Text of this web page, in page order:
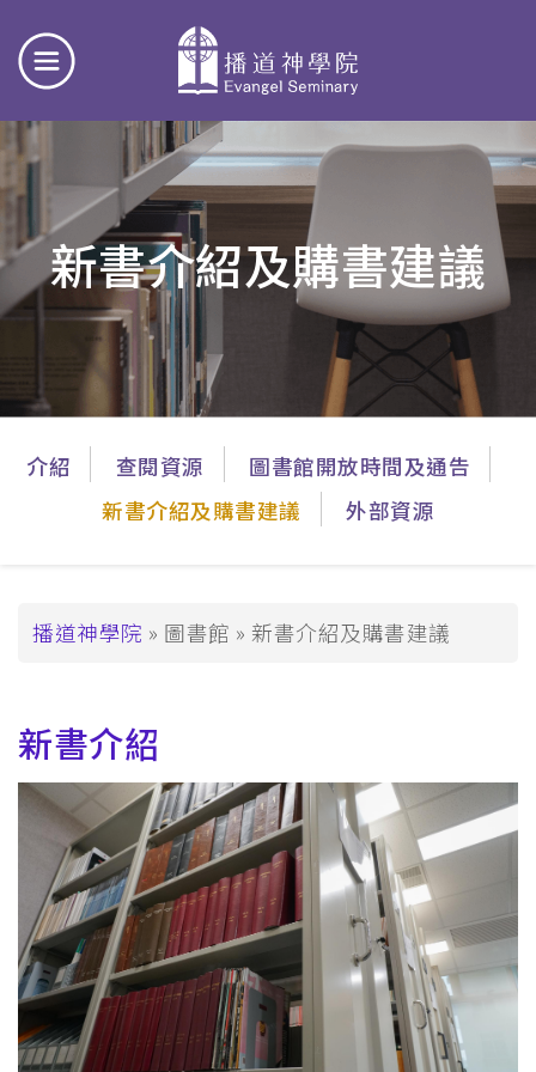
新書介紹及購書建議
主介紹 查閱資源
圖書館開放時間及通告
新書介紹及購書建議
外部資源
導
連
結
播道神學院 圖書館 新書介紹及購書建議
新書介紹